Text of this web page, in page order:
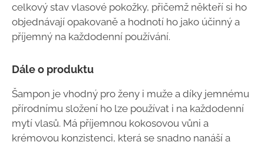
celkový stav vlasové pokožky, přičemž někteří si ho
objednávají opakovaně a hodnotí ho jako účinný a
příjemný na každodenní používání.
Dále o produktu
Šampon je vhodný pro ženy i muže a díky jemnému
přírodnímu složení ho lze používat i na každodenní
mytí vlasů. Má příjemnou kokosovou vůni a
krémovou konzistenci, která se snadno nanáší a